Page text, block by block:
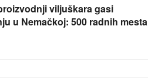
viljuškara gasi
u Nemačkoj: 500 radnih mesta